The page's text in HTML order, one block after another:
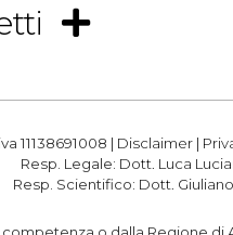
11138691008 | Disclaimer |
Resp. Legale: Dott. Luca
Resp. Scientifico: Dott.